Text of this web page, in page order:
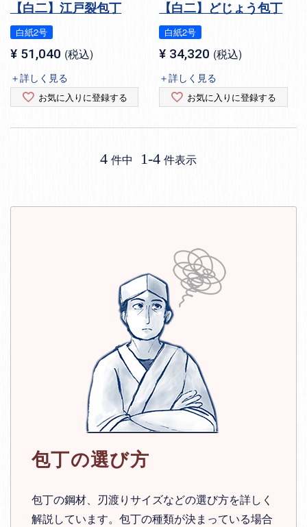
【白二】江戸裂包丁
白紙2号
¥ 51,040 税込
＋詳しく見る
お気に入りに登録する
【白二】どじょう包丁
白紙2号
¥ 34,320 税込
＋詳しく見る
お気に入りに登録する
4 件中 1-4 件表示
包丁の選び方
包丁の鋼材、刃渡りサイズなどの選び方を詳しく
解説しています。包丁の種類が決まっている場合